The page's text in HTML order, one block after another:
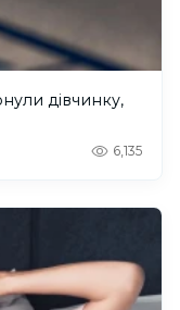
дівчинку,
6,135